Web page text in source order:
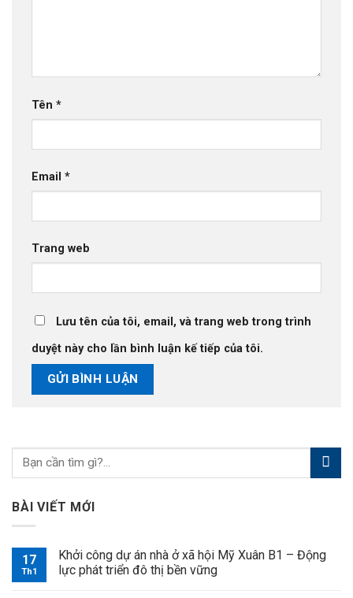
Tên *
Email *
Trang web
Lưu tên của tôi, email, và trang web trong trình
duyệt này cho lần bình luận kế tiếp của tôi.
BÀI VIẾT MỚI
17
Th1
Khởi công dự án nhà ở xã hội Mỹ Xuân B1 – Động
lực phát triển đô thị bền vững